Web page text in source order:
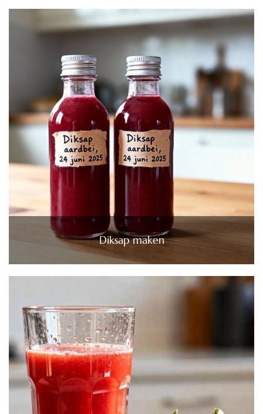
Diksap maken